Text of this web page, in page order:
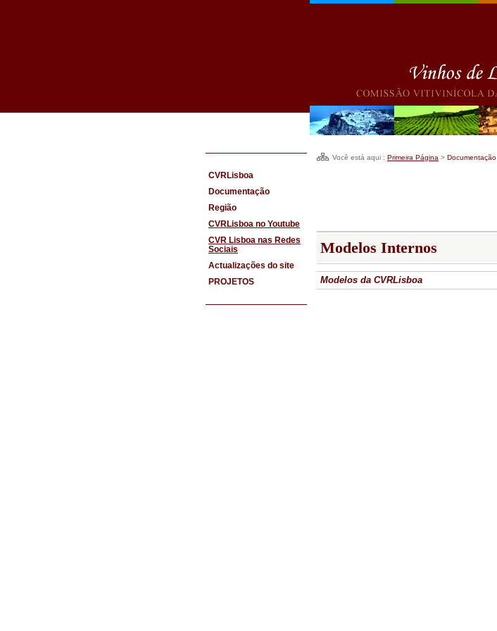
CVRLisboa
Documentação
Região
CVRLisboa no Youtube
CVR Lisboa nas Redes
Sociais
Actualizações do site
PROJETOS
Você está aqui : Primeira Página > Documentação
Modelos Internos
Modelos da CVRLisboa